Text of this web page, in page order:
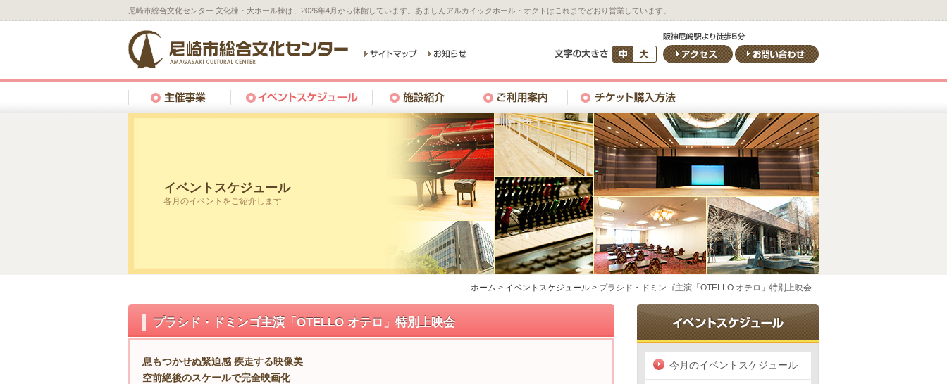
尼崎市総合文化センター 文化棟・大ホール棟は、2026年4月から休館しています。あましんアルカイックホール・オクトはこれまでどおり営業しています。
イベントスケジュール
各月のイベントをご紹介します
ホーム > イベントスケジュール > プラシド・ドミンゴ主演「OTELLO オテロ」特別上映会
プラシド・ドミンゴ主演「OTELLO オテロ」特別上映会
息もつかせぬ緊迫感 疾走する映像美
空前絶後のスケールで完全映画化
今月のイベントスケジュール